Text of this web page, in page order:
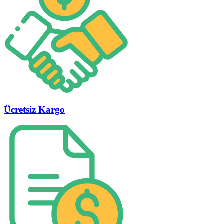
Ücretsiz Kargo